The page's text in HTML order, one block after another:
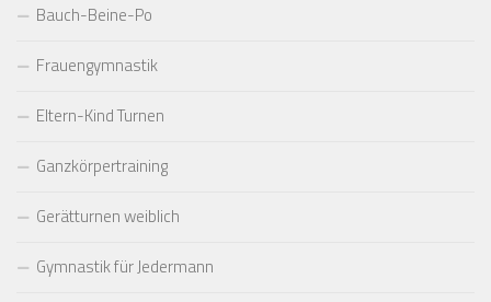
Bauch-Beine-Po
Frauengymnastik
Eltern-Kind Turnen
Ganzkörpertraining
Gerätturnen weiblich
Gymnastik für Jedermann